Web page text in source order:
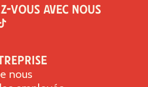
1g
0g
nous
vous avec nous